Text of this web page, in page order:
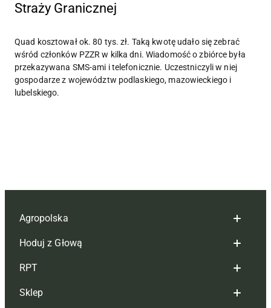
Straży Granicznej
Quad kosztował ok. 80 tys. zł. Taką kwotę udało się zebrać
wśród członków PZZR w kilka dni. Wiadomość o zbiórce była
przekazywana SMS-ami i telefonicznie. Uczestniczyli w niej
gospodarze z województw podlaskiego, mazowieckiego i
lubelskiego.
Agropolska
Redakcja
Reklama
Tagi
Hoduj z Głową
Hoduj z głową bydło
Hoduj z głową świnie
RPT
Redakcja
Sklep